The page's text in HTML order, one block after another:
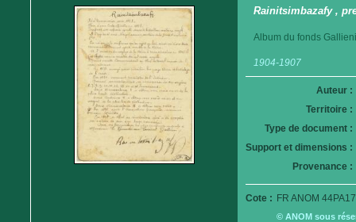
Rainitsimbazafy ,
Album du fonds
1904-1907
Auteur :
Territoire :
Type de document :
Support et dimensions :
Provenance :
Cote : FR ANOM
© ANOM sous